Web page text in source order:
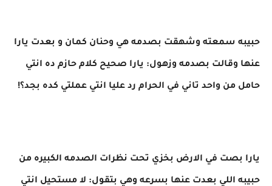
حبيبه سمعته وشهقت بصدمه هي وحنان كمان و بعدت يارا
عنها وقالت بصدمه وزهول: يارا صحيح كلام حازم ده انتي
حامل من واحد تاني في الحرام رد عليا انتي عملتي كده بجد؟!
يارا بصت في الارض بخزي تحت نظرات الصدمه الكبيره من
حبيبه اللي بعدت عنها بسرعه وهي بتقول: لا مستحيل انتي